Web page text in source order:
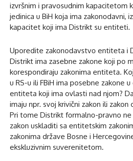
izvršnim i pravosudnim kapacitetom
jedinica u BiH koja ima zakonodavni,
kapacitet koji ima Distrikt su entiteti.
Uporedite zakonodavstvo entiteta i
Distrikt ima zasebne zakone koji po
korespondiraju zakonima entiteta.
u RS-u ili FBiH ima posebne zakone
entiteta koji ima ovlasti nad njom?
imaju npr. svoj krivični zakon ili zakon
Pri tome Distrikt formalno-pravno ne
zakon uskladiti sa entitetskim
zakonima države Bosne i
ekskluzivnim suverenitetom.